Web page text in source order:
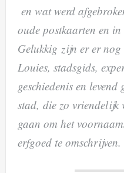
en wat werd
oude postkaarten en in
Gelukkig zijn er er
Louies, stadsgids,
geschiedenis en levend
stad, die zo vriendelijk
gaan om het
erfgoed te